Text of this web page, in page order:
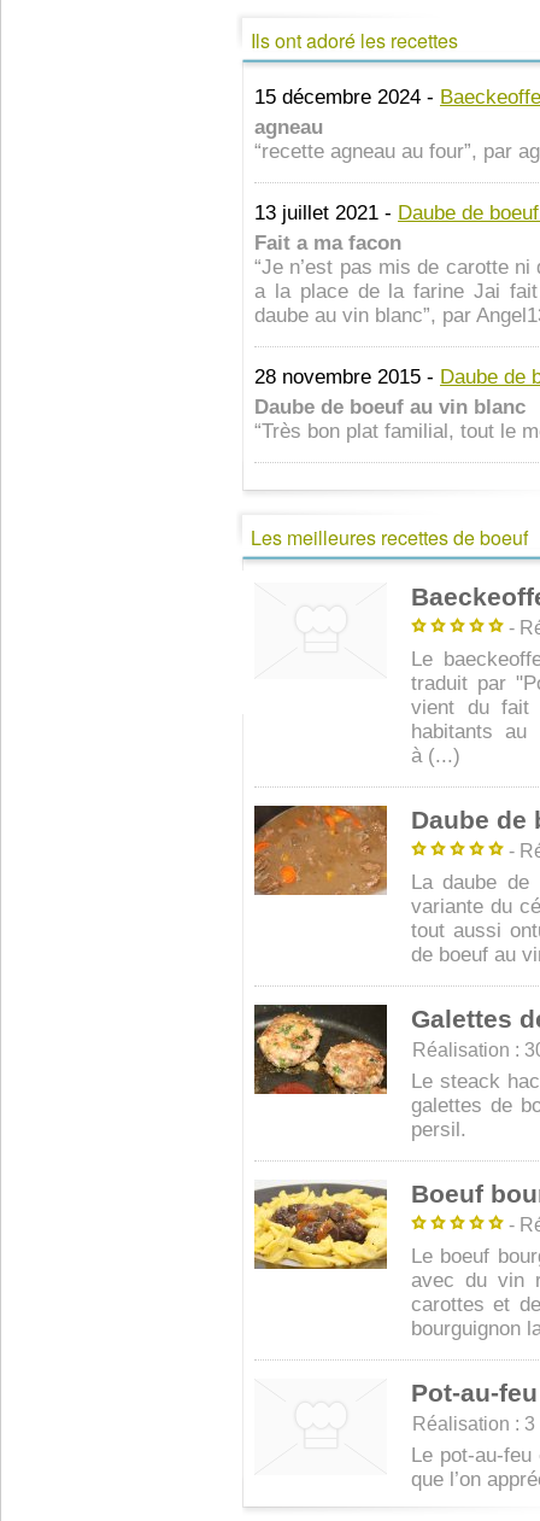
Ils ont adoré les recettes
15 décembre 2024 - Baeckeoffe
agneau
“recette agneau au four”, par
13 juillet 2021 - Daube de
Fait a ma facon
“Je n’est pas mis de carotte
a la place de la farine Jai
daube au vin blanc”, par
28 novembre 2015 - Daube de
Daube de boeuf au vin blanc
“Très bon plat familial, tout le
Les meilleures recettes de boeuf
-
Le
traduit par
vient du fait
habitants au
à (...)
Daube de
-
La daube de
variante du
tout aussi
de boeuf au
Galettes
Réalisation :
Le steack
galettes de
persil.
Boeuf
-
Le boeuf
avec du vin
carottes et
bourguignon
Pot-au-feu
Réalisation :
Le pot-au-
que l’on